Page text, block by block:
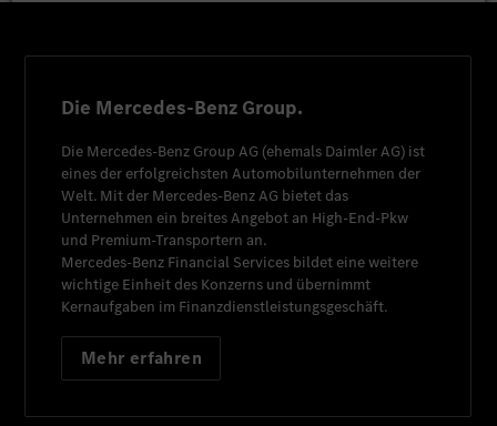
Die Mercedes-Benz Group.
Die Mercedes-Benz Group AG (ehemals Daimler AG) ist
eines der erfolgreichsten Automobilunternehmen der
Welt. Mit der Mercedes-Benz AG bietet das
Unternehmen ein breites Angebot an High-End-Pkw
und Premium-Transportern an.
Mercedes-Benz Financial Services bildet eine weitere
wichtige Einheit des Konzerns und übernimmt
Kernaufgaben im Finanzdienstleistungsgeschäft.
Mehr erfahren